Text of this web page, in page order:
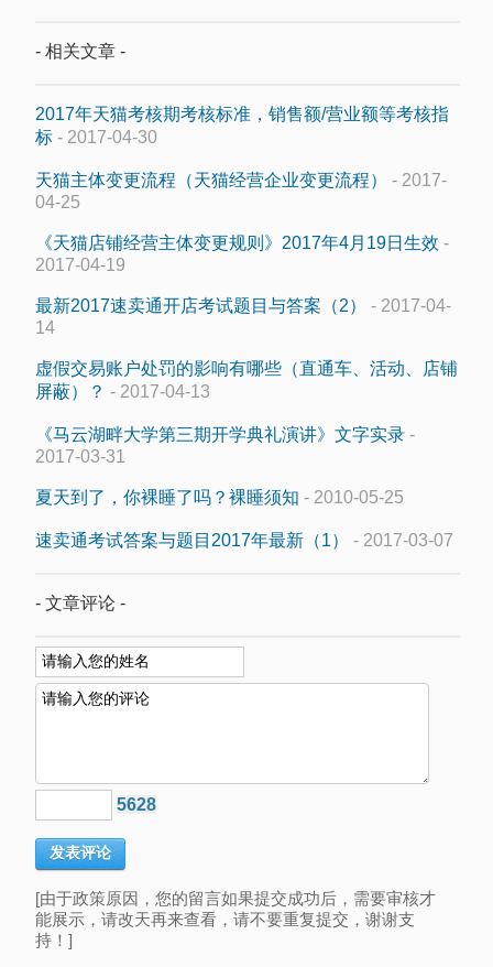
- 相关文章 -
2017年天猫考核期考核标准，销售额/营业额等考核指
标 - 2017-04-30
天猫主体变更流程（天猫经营企业变更流程）
- 2017-
04-25
《天猫店铺经营主体变更规则》2017年4月19日生效 -
2017-04-19
最新2017速卖通开店考试题目与答案（2）
- 2017-04-
14
虚假交易账户处罚的影响有哪些（直通车、活动、店铺
屏蔽）？ - 2017-04-13
《马云湖畔大学第三期开学典礼演讲》文字实录 -
2017-03-31
夏天到了，你裸睡了吗？裸睡须知 - 2010-05-25
速卖通考试答案与题目2017年最新（1） - 2017-03-07
- 文章评论 -
5628
[由于政策原因，您的留言如果提交成功后，需要审核才
能展示，请改天再来查看，请不要重复提交，谢谢支
持！]